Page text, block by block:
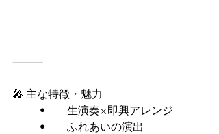
⸻
🎤 主な特徴・魅力
	•	生演奏×即興アレンジ
	•	ふれあいの演出